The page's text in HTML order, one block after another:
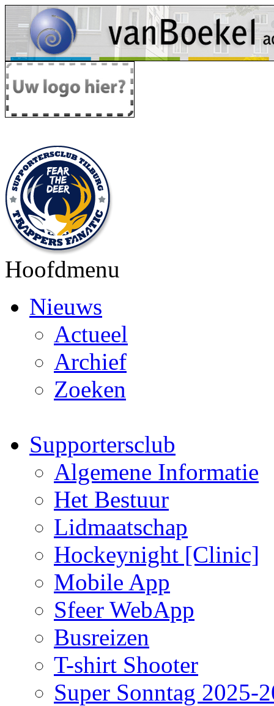
Hoofdmenu
Nieuws
Actueel
Archief
Zoeken
Supportersclub
Algemene Informatie
Het Bestuur
Lidmaatschap
Hockeynight [Clinic]
Mobile App
Sfeer WebApp
Busreizen
T-shirt Shooter
Super Sonntag